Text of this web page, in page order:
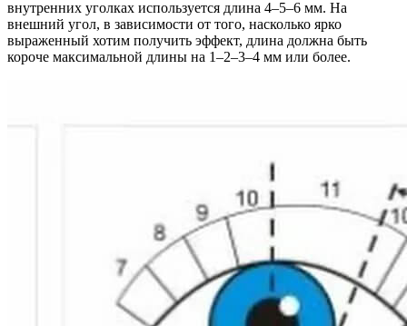
внутренних уголках используется длина 4–5–6 мм. На
внешний угол, в зависимости от того, насколько ярко
выраженный хотим получить эффект, длина должна быть
короче максимальной длины на 1–2–3–4 мм или более.